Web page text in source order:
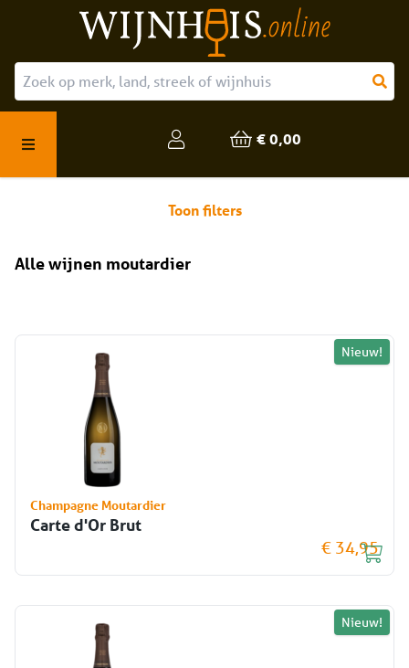
€ 0,00
Onze producten
Veelgestelde vragen
Toon filters
Alle wijnen moutardier
Nieuw!
Champagne Moutardier
Carte d'Or Brut
€ 34,95
Nieuw!